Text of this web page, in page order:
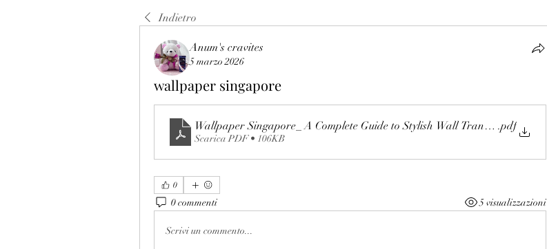
Indietro
Anum's cravites
5 marzo 2026
wallpaper singapore
Wallpaper Singapore_ A Complete Guide to Stylish Wall Transformations
.pdf
Scarica PDF • 106KB
0
0 commenti 5 visualizzazioni
Scrivi un commento...